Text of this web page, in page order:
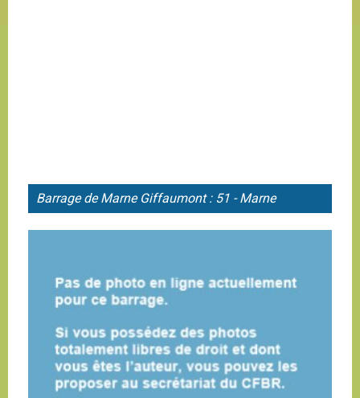
Barrage deMarne Giffaumont : 51 - Marne